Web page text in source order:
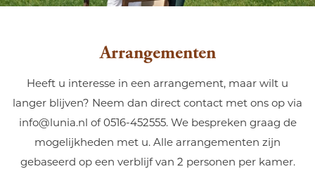
Arrangementen
Heeft u interesse in een arrangement, maar wilt u
langer blijven? Neem dan direct contact met ons op via
info@lunia.nl of 0516-452555. We bespreken graag de
mogelijkheden met u. Alle arrangementen zijn
gebaseerd op een verblijf van 2 personen per kamer.